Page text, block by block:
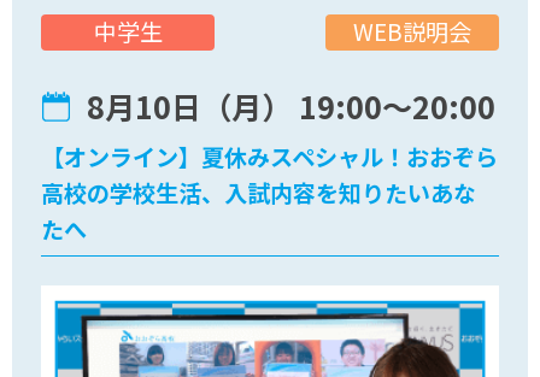
WEB説明会
8月10日（月） 19:00〜20:00
中学生
【オンライン】夏休みスペシャル！おおぞら
高校の学校生活、入試内容を知りたいあな
たへ